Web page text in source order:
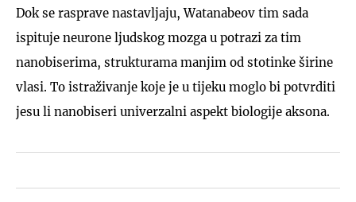
Dok se rasprave nastavljaju, Watanabeov tim sada
ispituje neurone ljudskog mozga u potrazi za tim
nanobiserima, strukturama manjim od stotinke širine
vlasi. To istraživanje koje je u tijeku moglo bi potvrditi
jesu li nanobiseri univerzalni aspekt biologije aksona.